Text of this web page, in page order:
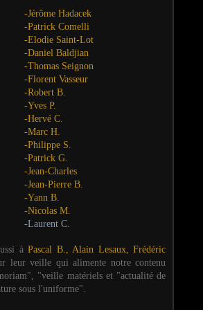
-Jérôme Hadacek
-Patrick Comelli
-Elodie Saint-Lot
-Daniel Baldjian
-Thomas Seignon
-Florent Vasseur
-Robert B.
-Yves P.
-Hervé C.
-Marc H.
-Philippe S.
-Patrick G.
-Jean-Charles
-Jean-Pierre B.
-Yann B.
-Nicolas M.
-Laurent C.
àPascal B., Alain Lesaux, Frédéric
leur veille qui alimente notre contenu
"veille matériels et "actualité de
sous l'uniforme".